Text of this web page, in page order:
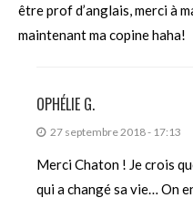
être prof d’anglais, merci à
maintenant ma copine haha!
OPHÉLIE G.
27 septembre 2018 - 17:13
Merci Chaton ! Je crois
qui a changé sa vie… On